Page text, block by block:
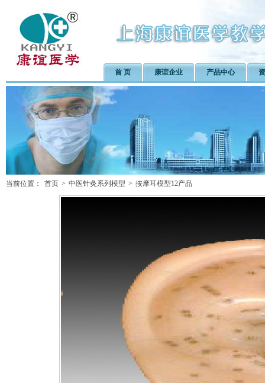
首 页 康谊企业 产品中心
当前位置： 首页 > 中医针灸系列模型 > 按摩耳模型12产品